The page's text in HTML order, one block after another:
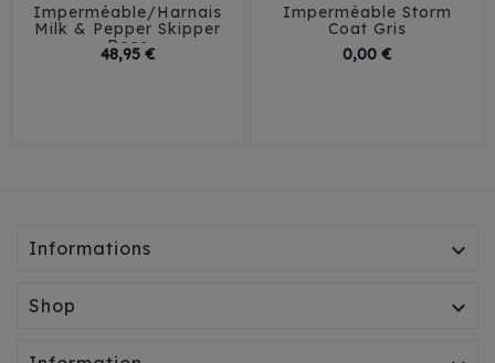
Imperméable/Harnais
Milk & Pepper Skipper
Rose
48,95 €Prix
Imperméable Storm
Coat Gris
0,00 €Prix
Informations 
Shop 